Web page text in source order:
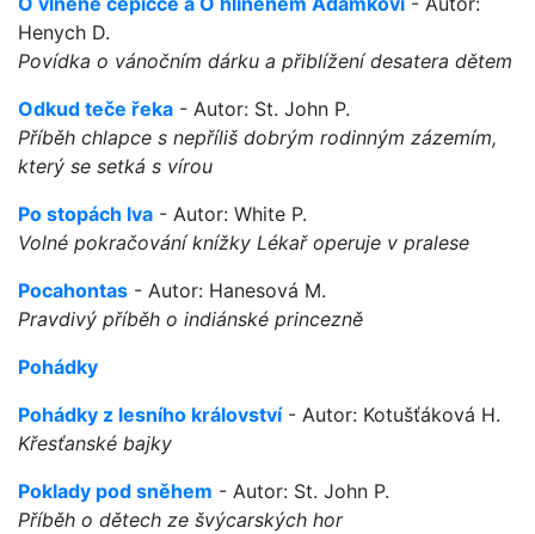
Henych D.
Povídka o vánočním dárku a přiblížení desatera dětem
Odkud teče řeka - Autor: St. John P.
Příběh chlapce s nepříliš dobrým rodinným zázemím,
který se setká s vírou
Po stopách lva - Autor: White P.
Volné pokračování knížky Lékař operuje v pralese
Pocahontas - Autor: Hanesová M.
Pravdivý příběh o indiánské princezně
Pohádky
Pohádky z lesního království- Autor: Kotušťáková H.
Křesťanské bajky
Poklady pod sněhem - Autor: St. John P.
Příběh o dětech ze švýcarských hor